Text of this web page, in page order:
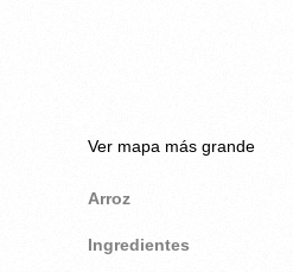
Ver mapa más grande
Arroz
Ingredientes